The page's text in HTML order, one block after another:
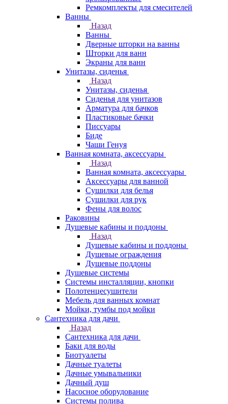
Ремкомплекты для смесителей
Ванны
Назад
Ванны
Дверные шторки на ванны
Шторки для ванн
Экраны для ванн
Унитазы, сиденья
Назад
Унитазы, сиденья
Сиденья для унитазов
Арматура для бачков
Пластиковые бачки
Писсуары
Биде
Чаши Генуя
Ванная комната, аксессуары
Назад
Ванная комната, аксессуары
Аксессуары для ванной
Сушилки для белья
Сушилки для рук
Фены для волос
Раковины
Душевые кабины и поддоны
Назад
Душевые кабины и поддоны
Душевые ограждения
Душевые поддоны
Душевые системы
Системы инсталляции, кнопки
Полотенцесушители
Мебель для ванных комнат
Мойки, тумбы под мойки
Сантехника для дачи
Назад
Сантехника для дачи
Баки для воды
Биотуалеты
Дачные туалеты
Дачные умывальники
Дачный душ
Насосное оборудование
Системы полива